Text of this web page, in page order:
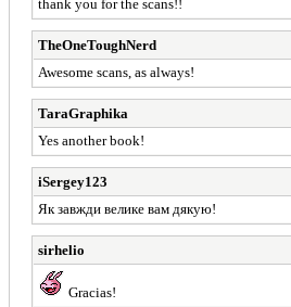
thank you for the scans!!
TheOneToughNerd
Awesome scans, as always!
TaraGraphika
Yes another book!
iSergey123
Як завжди велике вам дякую!
sirhelio
Gracias!